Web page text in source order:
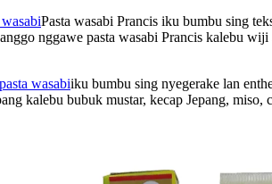
Pasta wasabi Prancis iku bumbu sing
nggawe pasta wasabi Prancis kalebu
pasta wasabiiku bumbu sing nyegerake lan
kalebu bubuk mustar, kecap Jepang,